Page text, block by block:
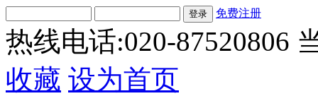
免费注册
热线电话:020-87520806
收藏 设为首页